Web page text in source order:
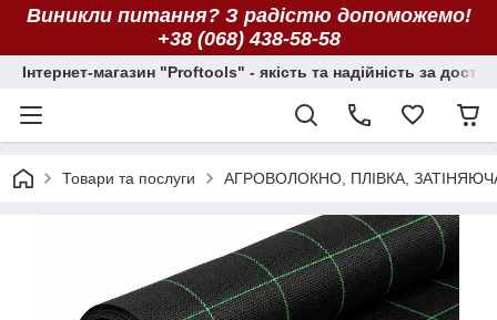
Виникли питання? З радістю допоможемо!
+38 (068) 438-58-58
Інтернет-магазин "Proftools" - якість та надійність за
Товари та послуги АГРОВОЛОКНО, ПЛІВКА,